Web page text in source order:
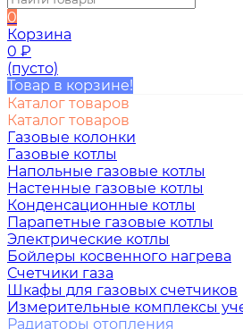
0
Корзина
0 ₽
(пусто)
Товар в корзине!
Каталог товаров
Каталог товаров
Газовые колонки
Газовые котлы
Напольные газовые котлы
Настенные газовые котлы
Конденсационные котлы
Парапетные газовые котлы
Электрические котлы
Бойлеры косвенного нагрева
Счетчики газа
Шкафы для газовых счетчиков
Измерительные комплексы
Радиаторы отопления